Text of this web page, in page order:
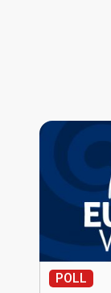
POLL